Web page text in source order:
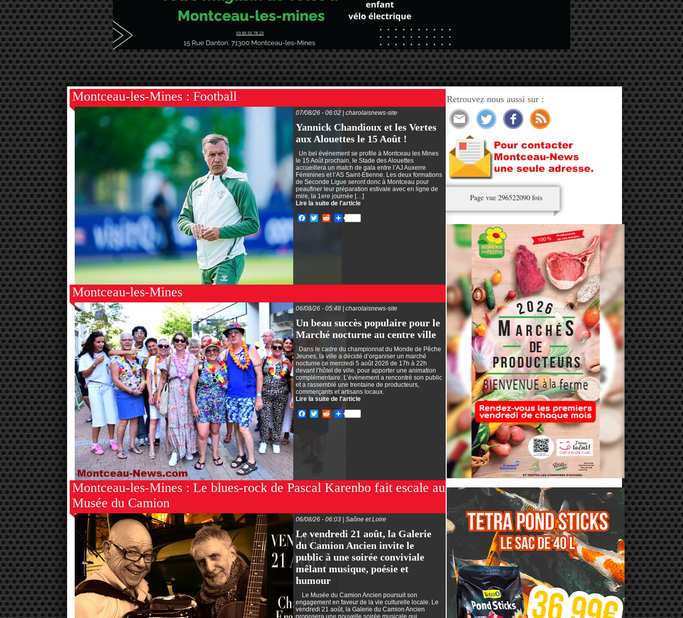
Montceau-les-Mines : Football
07/08/26 - 06:02 | charolaisnews-site
Yannick Chandioux et les Vertes
aux Alouettes le 15 Août !
Un bel événement se profile à Montceau les Mines
le 15 Août prochain, le Stade des Alouettes
accueillera un match de gala entre l’AJ Auxerre
Féminines et l’AS Saint-Etienne. Les deux formations
de Seconde Ligue seront donc à Montceau pour
peaufiner leur préparation estivale avec en ligne de
mire, la 1ere journée […]
Lire la suite de l'article
Facebook
TwitterRedditPartager
Montceau-les-Mines
06/08/26 - 05:48 | charolaisnews-site
Un beau succès populaire pour le
Marché nocturne au centre ville
Dans le cadre du championnat du Monde de Pêche
Jeunes, la ville a décidé d’organiser un marché
nocturne ce mercredi 5 août 2026 de 17h à 22h
devant l’hôtel de ville, pour apporter une animation
complémentaire. L’événement a rencontré son public
et a rassemblé une trentaine de producteurs,
commerçants et artisans locaux.
Lire la suite de l'article
Facebook
TwitterRedditPartager
Montceau-les-Mines : Le blues-rock de Pascal Karenbo fait escale au
Musée du Camion
06/08/26 - 06:03 | Saône et Loire
Le vendredi 21 août, la Galerie
du Camion Ancien invite le
public à une soirée conviviale
mêlant musique, poésie et
humour
Le Musée du Camion Ancien poursuit son
engagement en faveur de la vie culturelle locale. Le
vendredi 21 août, la Galerie du Camion Ancien
proposera une nouvelle soirée musicale qui
Retrouvez nous aussi sur :
Page vue 296522090 fois